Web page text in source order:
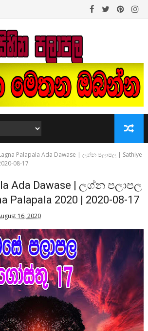
Palapala Ada Dawase | ලග්න පලාපල | Sathiye
08-17
Ada Dawase | ලග්න පලාපල
Palapala 2020 | 2020-08-17
16, 2020